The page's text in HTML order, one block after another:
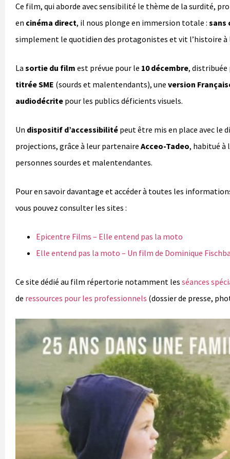
Ce film, qui aborde avec sensibilité le thème de la surdité,
en cinéma direct, il nous plonge en immersion totale : sans
simplement le quotidien des protagonistes et vit l’histoire à
La sortie du film est prévue pour le 10 décembre,
titrée SME (sourds et malentendants), une version
audiodécrite pour les publics déficients visuels.
Un dispositif d’accessibilité peut être mis en place avec le
projections, grâce à leur partenaire Acceo-Tadeo, habitué à
personnes sourdes et malentendantes.
Pour en savoir davantage et accéder à toutes les
vous pouvez consulter les sites :
Epicentre Films – Elle entend pas la moto
Elle entend pas la moto – Un film de Dominique
Ce site dédié au film répertorie notamment les séances
de ressources pour les professionnels (dossier de presse,